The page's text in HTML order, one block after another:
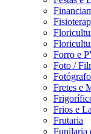
Forro e
Foto /
Fotógrafo
Fretes e
Frios e
Frutaria
Funilaria